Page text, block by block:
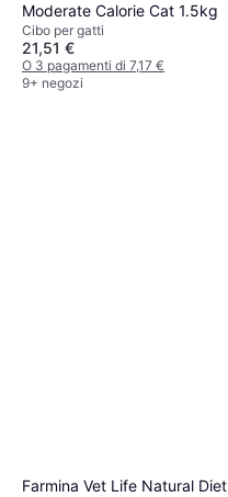
Moderate Calorie Cat 1.5kg
Cibo per gatti
21,51 €
O 3 pagamenti di 7,17 €
9+ negozi
Farmina Vet Life Natural Diet